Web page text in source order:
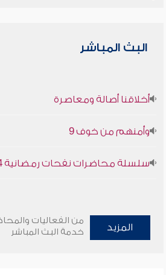
البث المباشر
أخلاقنا أصالة ومعاصرة
وأمنهم من خوف 9
سلسلة محاضرات نفحات رمضانية 1444هـ
المزيد
من الفعاليات
خدمة البث المباشر